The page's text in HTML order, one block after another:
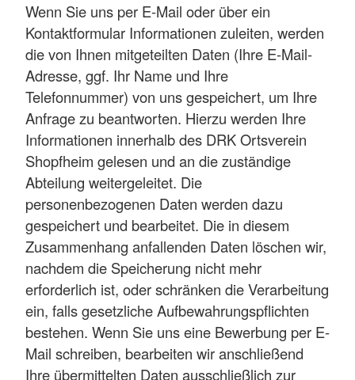
Wenn Sie uns per E-Mail oder über ein
Kontaktformular Informationen zuleiten, werden
die von Ihnen mitgeteilten Daten (Ihre E-Mail-
Adresse, ggf. Ihr Name und Ihre
Telefonnummer) von uns gespeichert, um Ihre
Anfrage zu beantworten. Hierzu werden Ihre
Informationen innerhalb des DRK Ortsverein
Shopfheim gelesen und an die zuständige
Abteilung weitergeleitet. Die
personenbezogenen Daten werden dazu
gespeichert und bearbeitet. Die in diesem
Zusammenhang anfallenden Daten löschen wir,
nachdem die Speicherung nicht mehr
erforderlich ist, oder schränken die Verarbeitung
ein, falls gesetzliche Aufbewahrungspflichten
bestehen. Wenn Sie uns eine Bewerbung per E-
Mail schreiben, bearbeiten wir anschließend
Ihre übermittelten Daten ausschließlich zur